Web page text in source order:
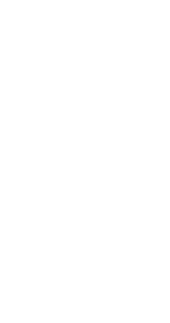
Cuatro de los ocho
humanitaria para
sábado a España.
para seguir
Israel ha liberado a
González Gómez, a
«Gracias a la lucha